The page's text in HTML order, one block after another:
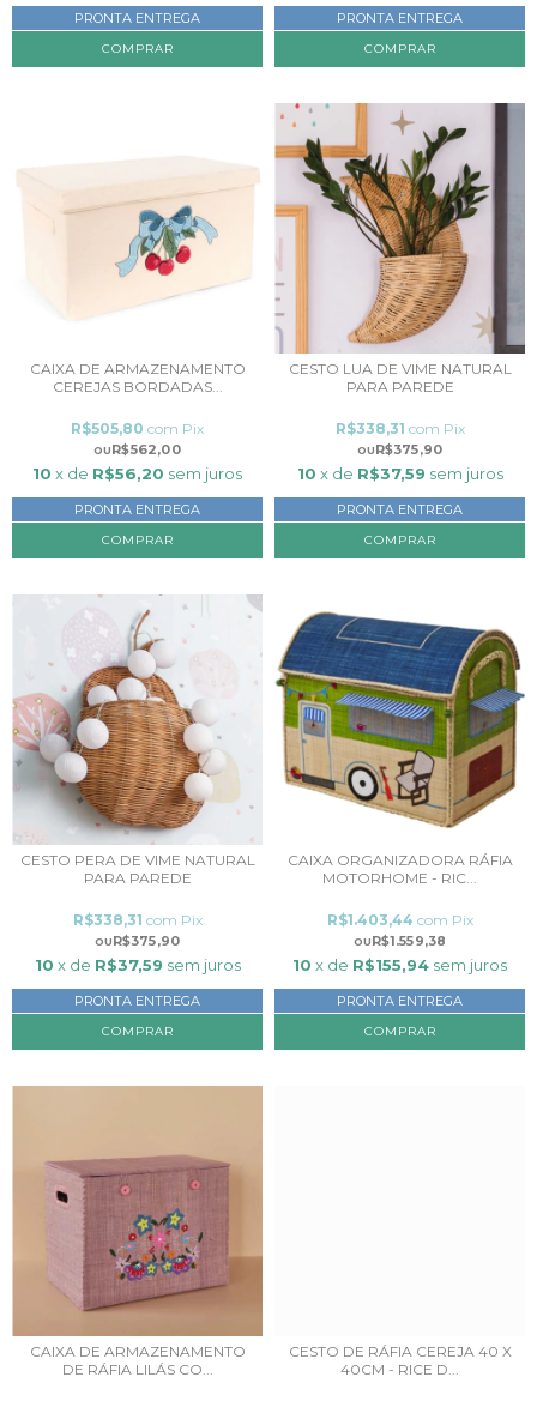
PRONTA ENTREGA PRONTA ENTREGA
CAIXA DE ARMAZENAMENTO
CEREJAS BORDADAS...
R$562,00
R$505,80 com Pix
10 x de R$56,20 sem juros
PRONTA ENTREGA
CESTO LUA DE VIME NATURAL
PARA PAREDE
R$375,90
R$338,31 com Pix
10 x de R$37,59 sem juros
PRONTA ENTREGA
CESTO PERA DE VIME NATURAL
PARA PAREDE
R$375,90
R$338,31 com Pix
10 x de R$37,59 sem juros
PRONTA ENTREGA
CAIXA ORGANIZADORA RÁFIA
MOTORHOME - RIC...
R$1.559,38
R$1.403,44 com Pix
10 x de R$155,94 sem juros
PRONTA ENTREGA
CAIXA DE ARMAZENAMENTO
DE RÁFIA LILÁS CO...
CESTO DE RÁFIA CEREJA 40 X
40CM - RICE D...